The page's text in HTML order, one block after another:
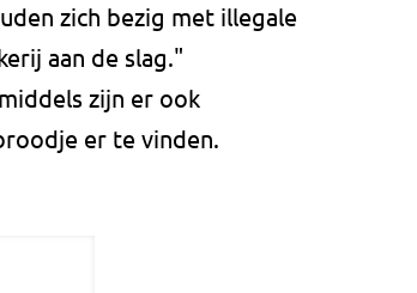
zich bezig met illegale
aan de slag."
zijn er ook
er te vinden.